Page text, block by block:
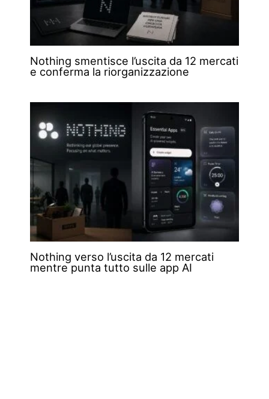
Nothing smentisce l’uscita da 12 mercati
e conferma la riorganizzazione
Nothing verso l’uscita da 12 mercati
mentre punta tutto sulle app AI